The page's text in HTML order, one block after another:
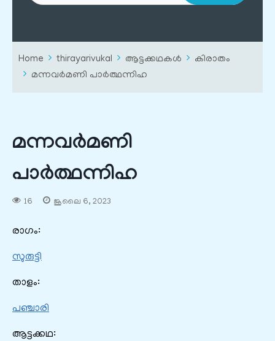
Home thirayarivukal ആട്ടക്കഥകൾ
കിരാതം
മന്നവർമണി പാർത്ഥന്നിഹ
മന്നവർമണി
പാർത്ഥന്നിഹ
16 ജൂലൈ 6, 2023
രാഗം:
സുരുട്ടി
താളം:
പഞ്ചാരി
ആട്ടക്കഥ: